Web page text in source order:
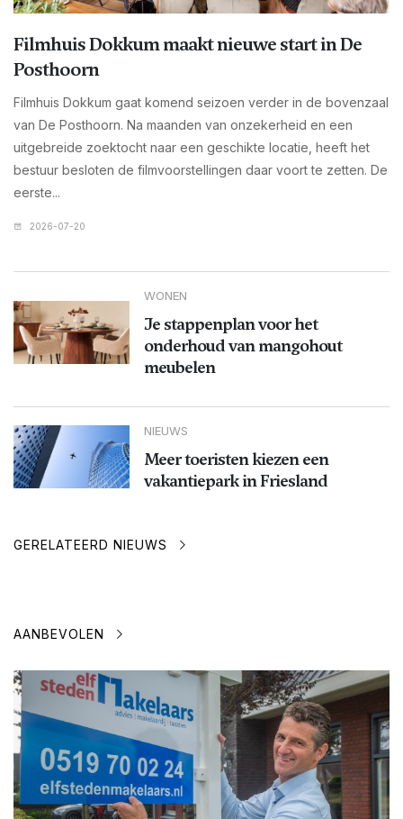
Filmhuis Dokkum maakt nieuwe start in De
Posthoorn
Filmhuis Dokkum gaat komend seizoen verder in de bovenzaal
van De Posthoorn. Na maanden van onzekerheid en een
uitgebreide zoektocht naar een geschikte locatie, heeft het
bestuur besloten de filmvoorstellingen daar voort te zetten. De
eerste...
2026-07-20
WONEN
Je stappenplan voor het
onderhoud van mangohout
meubelen
NIEUWS
Meer toeristen kiezen een
vakantiepark in Friesland
GERELATEERD NIEUWS
AANBEVOLEN